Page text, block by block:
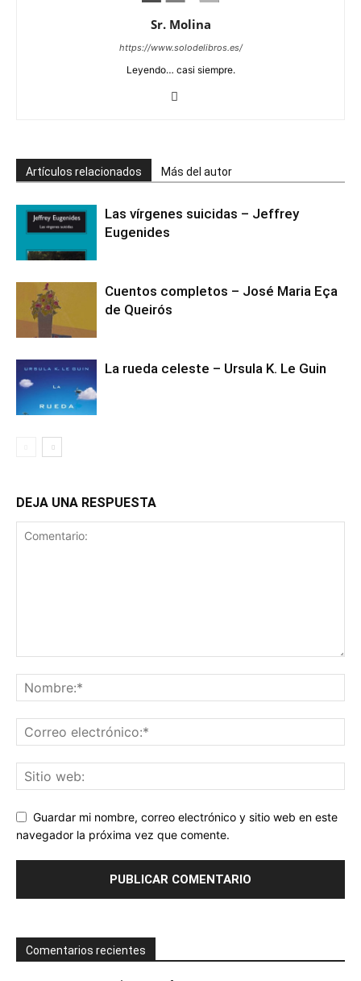
Sr. Molina
https://www.solodelibros.es/
Leyendo… casi siempre.
Artículos relacionados Más del autor
Las vírgenes suicidas – Jeffrey
Eugenides
Cuentos completos – José Maria Eça
de Queirós
La rueda celeste – Ursula K. Le Guin
DEJA UNA RESPUESTA
Guardar mi nombre, correo electrónico y sitio web en este
navegador la próxima vez que comente.
Comentarios recientes